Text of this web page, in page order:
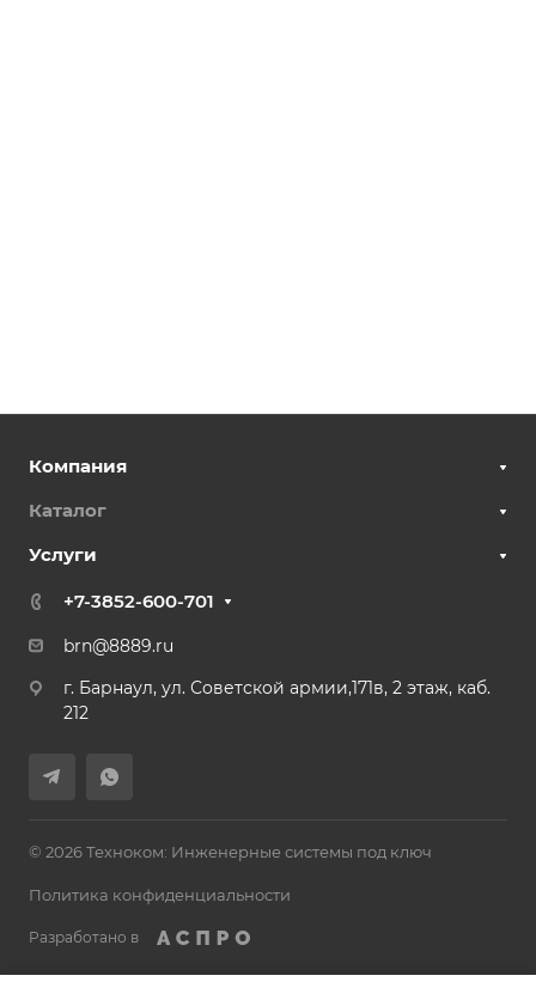
Компания
Каталог
Услуги
+7-3852-600-701
brn@8889.ru
г. Барнаул, ул. Советской армии,171в, 2 этаж, каб.
212
© 2026 Техноком: Инженерные системы под ключ
Политика конфиденциальности
Разработано в